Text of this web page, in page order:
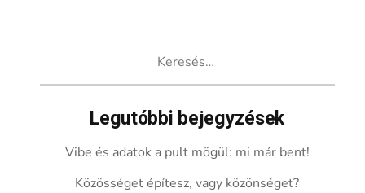
Legutóbbi bejegyzések
Vibe és adatok a pult mögül: mi már bent!
Közösséget építesz, vagy közönséget?